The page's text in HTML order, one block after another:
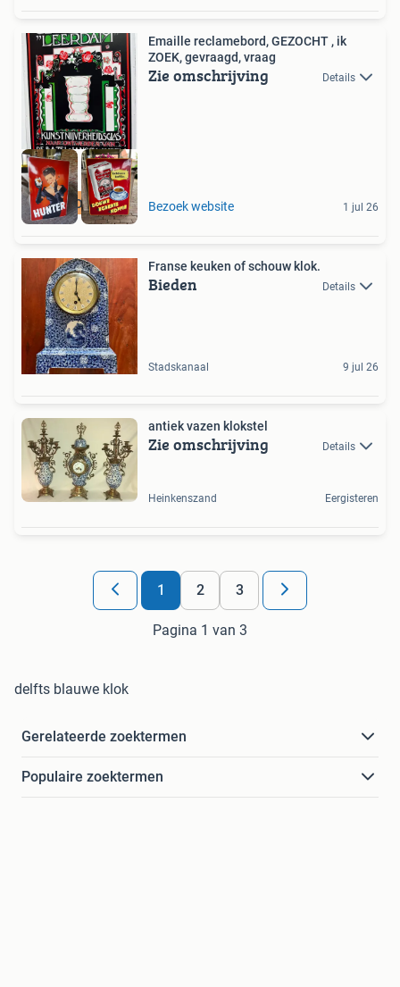
GEZOCHT
Emaille reclamebord, GEZOCHT , ik
ZOEK, gevraagd, vraag
Zie omschrijving Details
Bezoek website 1 jul 26
Franse keuken of schouw klok.
Bieden Details
Stadskanaal 9 jul 26
antiek vazen klokstel
Zie omschrijving Details
Heinkenszand Eergisteren
1 2 3
Pagina 1 van 3
delfts blauwe klok
Gerelateerde zoektermen
Populaire zoektermen